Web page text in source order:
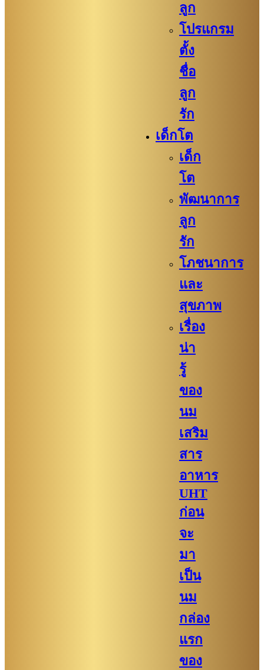
ลูก
โปรแกรม
ตั้ง
ชื่อ
ลูก
รัก
เด็กโต
เด็ก
โต
พัฒนาการ
ลูก
รัก
โภชนาการ
และ
สุขภาพ
เรื่อง
น่า
รู้
ของ
นม
เสริม
สาร
อาหาร
UHT
ก่อน
จะ
มา
เป็น
นม
กล่อง
แรก
ของ